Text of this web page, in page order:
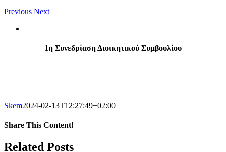
Previous Next
1η Συνεδρίαση Διοικητικού Συμβουλίου
Skem2024-02-13T12:27:49+02:00
Share This Content!
Facebook
Twitter
LinkedIn
Tumblr
Pinterest
Email
Related Posts